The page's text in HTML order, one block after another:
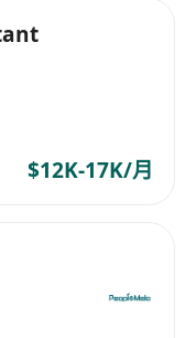
$12K-17K/月